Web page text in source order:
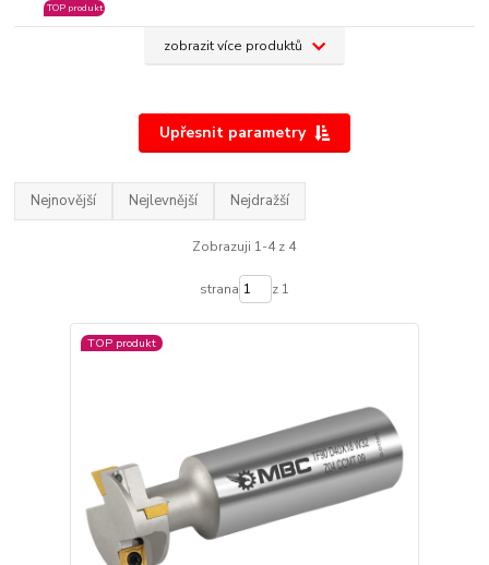
TOP produkt
zobrazit více produktů
Upřesnit parametry
Nejnovější Nejlevnější Nejdražší
Zobrazuji 1-4 z 4
strana z 1
TOP produkt